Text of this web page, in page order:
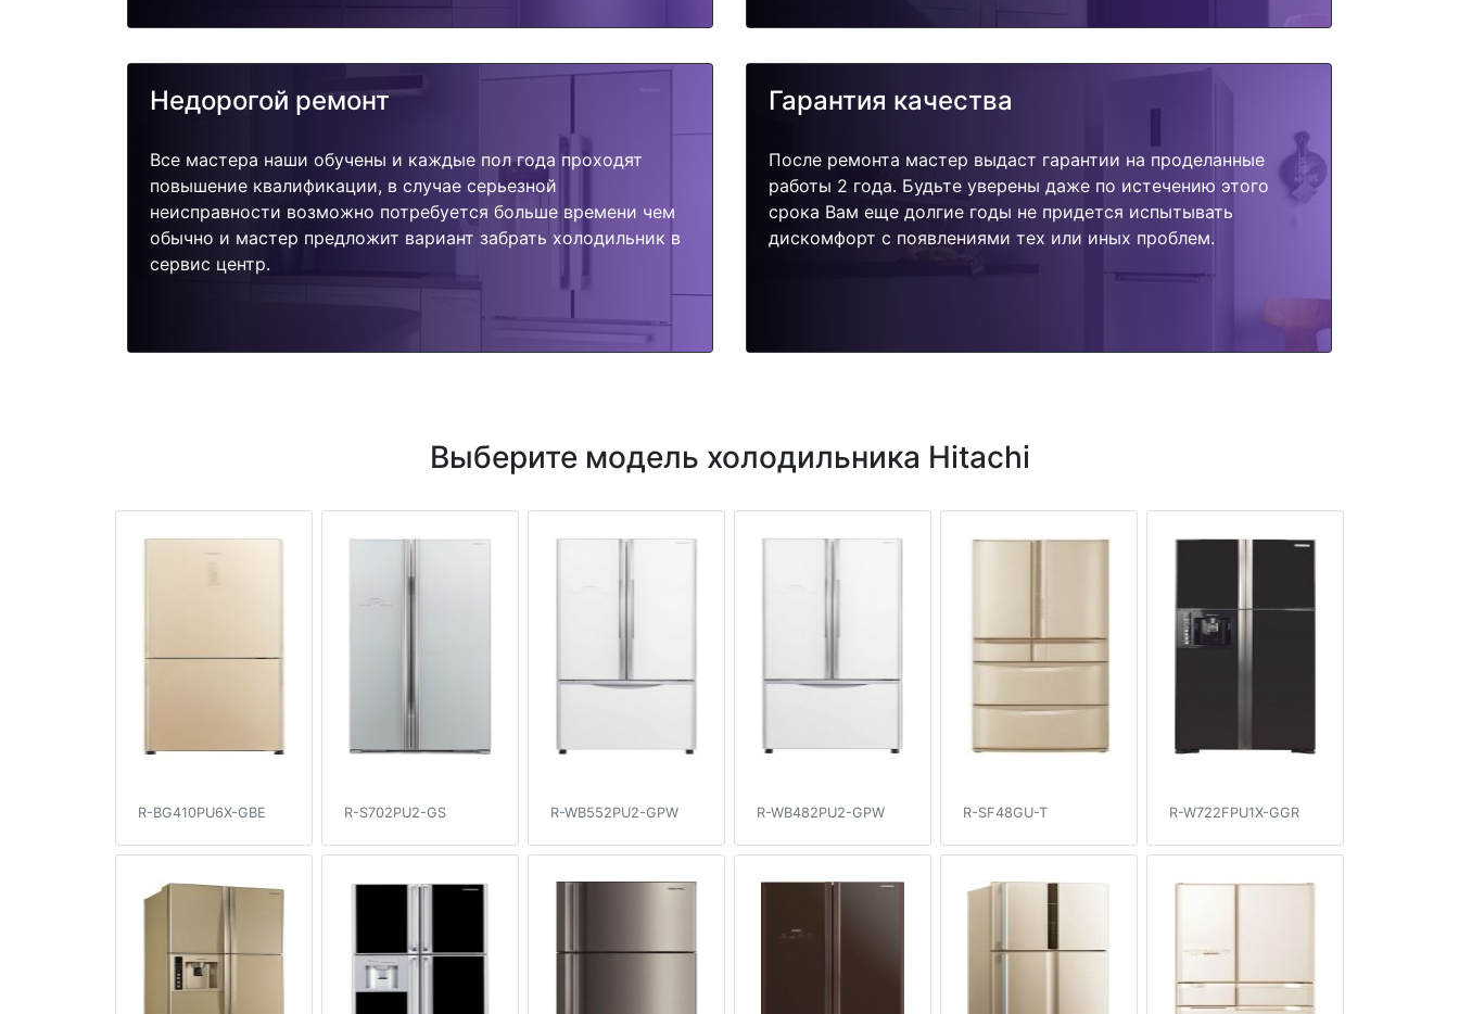
Недорогой ремонт
Все мастера наши обучены и каждые пол года проходят
повышение квалификации, в случае серьезной
неисправности возможно потребуется больше времени чем
обычно и мастер предложит вариант забрать холодильник в
сервис центр.
Гарантия качества
После ремонта мастер выдаст гарантии на проделанные
работы 2 года. Будьте уверены даже по истечению этого
срока Вам еще долгие годы не придется испытывать
дискомфорт с появлениями тех или иных проблем.
Выберите модель холодильника Hitachi
R-BG410PU6X-GBE R-S702PU2-GS R-WB552PU2-GPW R-WB482PU2-GPW R-SF48GU-T R-W722FPU1X-GGR